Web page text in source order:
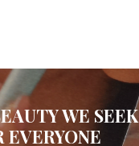
WE SEEK
EVERYONE